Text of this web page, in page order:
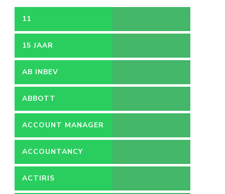
11
15 JAAR
AB INBEV
ABBOTT
ACCOUNT MANAGER
ACCOUNTANCY
ACTIRIS